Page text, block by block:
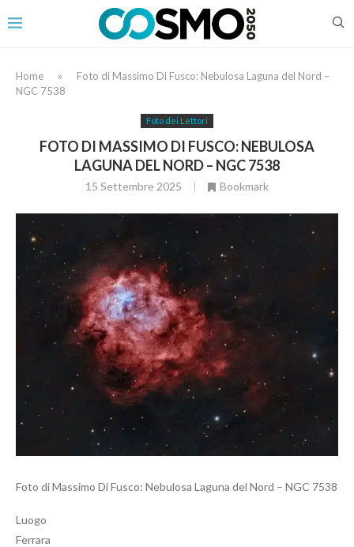
Home »
Foto di Massimo Di Fusco: Nebulosa Laguna del Nord –
NGC 7538
Foto dei Lettori
FOTO DI MASSIMO DI FUSCO: NEBULOSA
LAGUNA DEL NORD – NGC 7538
15 Settembre 2025 Bookmark
Foto di Massimo Di Fusco: Nebulosa Laguna del Nord – NGC 7538
Luogo
Ferrara